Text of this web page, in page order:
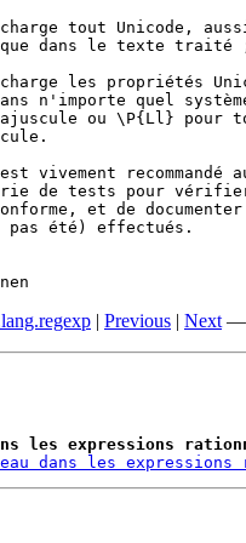
tout Unicode,
que dans le texte traité
les propriétés
n'importe quel
ou \P{Ll} pour
vivement recommandé
de tests pour
et de
été) effectués.
| Previous | Next —
les expressions
dans les